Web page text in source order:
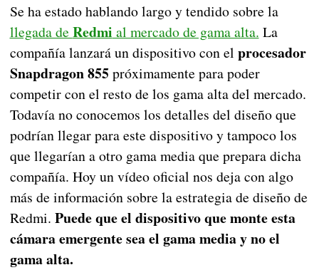
Se ha estado hablando largo y tendido sobre la
llegada de Redmi al mercado de gama alta. La
compañía lanzará un dispositivo con el procesador
Snapdragon 855próximamente para poder
competir con el resto de los gama alta del mercado.
Todavía no conocemos los detalles del diseño que
podrían llegar para este dispositivo y tampoco los
que llegarían a otro gama media que prepara dicha
compañía. Hoy un vídeo oficial nos deja con algo
más de información sobre la estrategia de diseño de
Redmi. Puede que el dispositivo que monte esta
cámara emergente sea el gama media y no el
gama alta.